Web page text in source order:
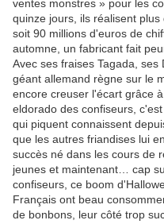
ventes monstres » pour les
quinze jours, ils réalisent
soit 90 millions d'euros de
automne, un fabricant fait
Avec ses fraises Tagada,
géant allemand règne sur le
encore creuser l'écart grâce
eldorado des confiseurs,
qui piquent connaissent
que les autres friandises lui
succès né dans les cours de
jeunes et maintenant… cap
confiseurs, ce boom
Français ont beau
de bonbons, leur côté trop